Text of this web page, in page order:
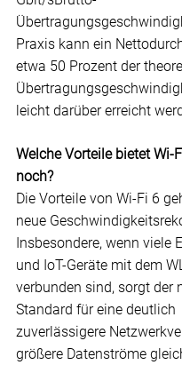
Praxis kann ein
etwa 50 Prozent der
leicht darüber erreicht
Welche Vorteile bietet Wi-
noch?
Die Vorteile von Wi-Fi 6
neue
Insbesondere, wenn viele
und IoT-Geräte mit dem
verbunden sind, sorgt der
Standard für eine deutlich
zuverlässigere
größere Datenströme